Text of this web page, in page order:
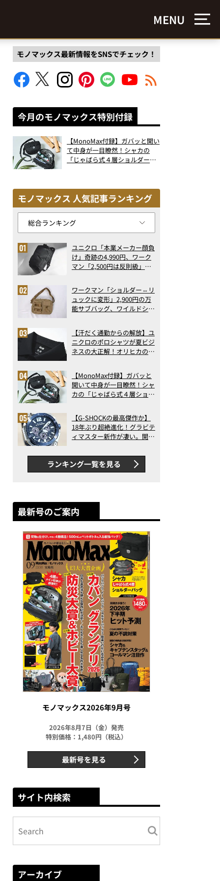
MENU
モノマックス最新情報をSNSでチェック！
今月のモノマックス特別付録
【MonoMax付録】ガバッと開い
て中身が一目瞭然！シャカの
「じゃばら式４層ショルダーバ
モノマックス 人気記事ランキング
ユニクロ「本業メーカー顔負
け」奇跡の4,990円、ワーク
マン「2,500円は反則級」凄
ト3】（2026年6月版）
ワークマン「ショルダー⇔リ
ュックに変形」2,900円の万
能サブバッグ、ワイルドシン
記事ランキングベスト3】
（2026年6月版）
【汗だく通勤からの解放】ユ
ニクロのポロシャツが夏ビジ
ネスの大正解！オリヒカの透
アの実力
【MonoMax付録】ガバッと
開いて中身が一目瞭然！シャ
カの「じゃばら式４層ショル
った！
【G-SHOCKの最高傑作か】
18年ぶり超絶進化！グラビテ
ィマスター新作が凄い。開発
新ムーブメントの衝撃
ランキング一覧を見る
最新号のご案内
モノマックス2026年9月号
2026年8月7日（金）発売
特別価格：1,480円（税込）
最新号を見る
サイト内検索
アーカイブ